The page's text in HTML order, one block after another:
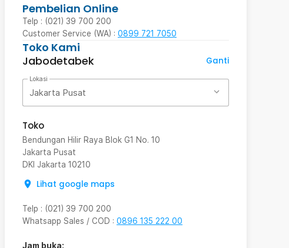
Pembelian Online
Telp : (021) 39 700 200
Customer Service (WA) : 0899 721 7050
Toko Kami
Jabodetabek
Ganti
Lokasi
Jakarta Pusat
Toko
Bendungan Hilir Raya Blok G1 No. 10
Jakarta Pusat
DKI Jakarta 10210
Lihat google maps
Telp : (021) 39 700 200
Whatsapp Sales / COD : 0896 135 222 00
Jam buka: